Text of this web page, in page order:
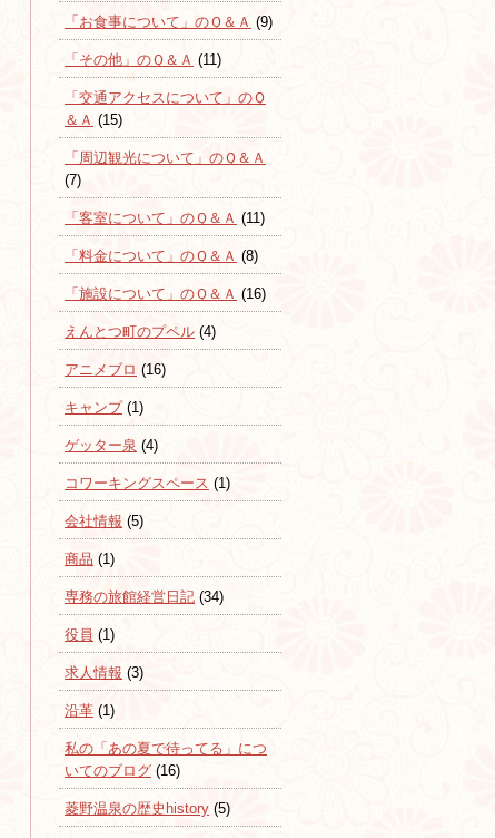
「お食事について」のＱ＆Ａ (9)
「その他」のＱ＆Ａ (11)
「交通アクセスについて」のＱ
＆Ａ (15)
「周辺観光について」のＱ＆Ａ
(7)
「客室について」のＱ＆Ａ (11)
「料金について」のＱ＆Ａ (8)
「施設について」のＱ＆Ａ (16)
えんとつ町のプペル (4)
アニメブロ (16)
キャンプ(1)
ゲッター泉 (4)
コワーキングスペース (1)
会社情報 (5)
商品 (1)
専務の旅館経営日記 (34)
役員 (1)
求人情報 (3)
沿革 (1)
私の「あの夏で待ってる」につ
いてのブログ (16)
菱野温泉の歴史history (5)